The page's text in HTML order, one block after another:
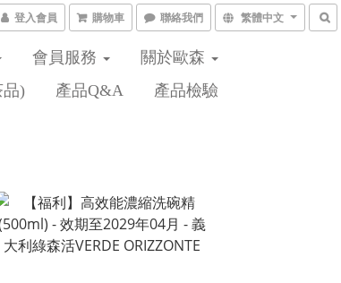
登入會員 購物車 聯絡我們 繁體中文
會員服務
關於歐森
品) 產品Q&A 產品檢驗